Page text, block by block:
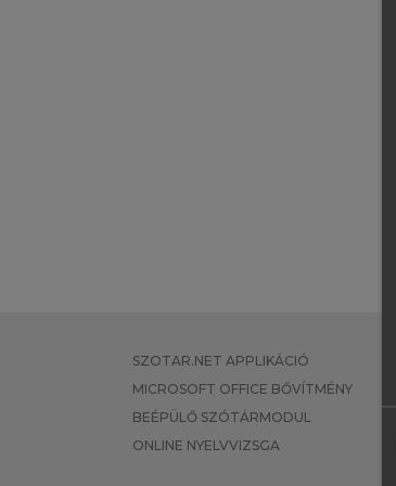
SZOTAR.NET APPLIKÁCIÓ
MICROSOFT OFFICE BŐVÍTMÉNY
BEÉPÜLŐ SZÓTÁRMODUL
ONLINE NYELVVIZSGA